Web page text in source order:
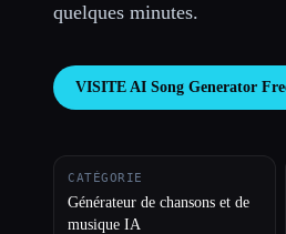
quelques minutes.
VISITE AI Song Generator
CATÉGORIE
Générateur de chansons et de
musique IA